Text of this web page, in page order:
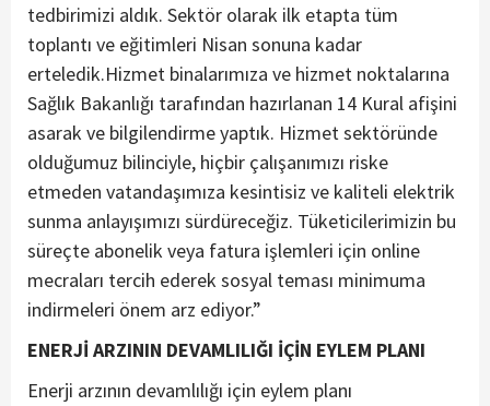
tedbirimizi aldık. Sektör olarak ilk etapta tüm
toplantı ve eğitimleri Nisan sonuna kadar
erteledik.Hizmet binalarımıza ve hizmet noktalarına
Sağlık Bakanlığı tarafından hazırlanan 14 Kural afişini
asarak ve bilgilendirme yaptık. Hizmet sektöründe
olduğumuz bilinciyle, hiçbir çalışanımızı riske
etmeden vatandaşımıza kesintisiz ve kaliteli elektrik
sunma anlayışımızı sürdüreceğiz. Tüketicilerimizin bu
süreçte abonelik veya fatura işlemleri için online
mecraları tercih ederek sosyal teması minimuma
indirmeleri önem arz ediyor.”
ENERJİ ARZININ DEVAMLILIĞI İÇİN EYLEM PLANI
Enerji arzının devamlılığı için eylem planı